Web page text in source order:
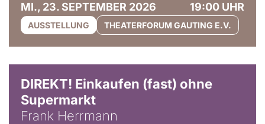
MI., 23. SEPTEMBER 2026 19:00 UHR
AUSSTELLUNG THEATERFORUM GAUTING E.V.
DIREKT! Einkaufen (fast) ohne
Supermarkt
Frank Herrmann